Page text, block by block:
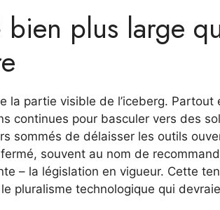
plus large
la partie visible de l’iceberg.
continues pour basculer vers des
sommés de délaisser les outils
souvent au nom de
– la législation en vigueur. Cette
pluralisme technologique qui